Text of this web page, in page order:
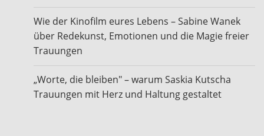
Wie der Kinofilm eures Lebens – Sabine Wanek
über Redekunst, Emotionen und die Magie freier
Trauungen
„Worte, die bleiben" – warum Saskia Kutscha
Trauungen mit Herz und Haltung gestaltet